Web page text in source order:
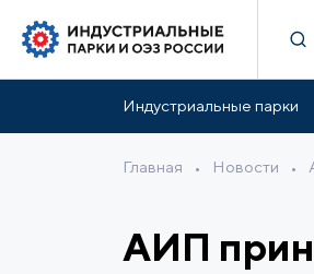
Индустриальные парки
Главная • Новости •
АИП